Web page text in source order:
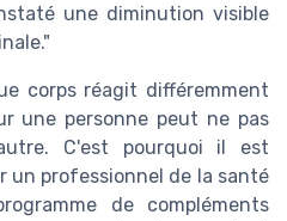
une diminution visible
corps réagit différemment
une personne peut ne pas
C'est pourquoi il est
un professionnel de la santé
de compléments